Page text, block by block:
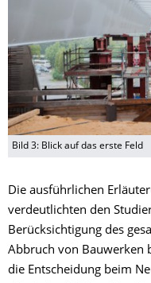
Bild 3: Blick auf das erste Feld
Die ausführlichen
verdeutlichten den
Berücksichtigung des
Abbruch von Bauwerken
die Entscheidung beim